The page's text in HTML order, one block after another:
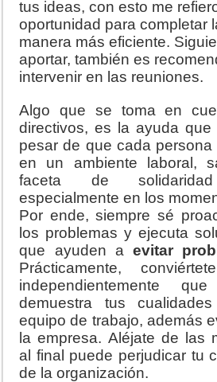
tus ideas, con esto me
oportunidad para completar
manera más eficiente.
aportar, también es
intervenir en las reuniones.
Algo que se toma en
directivos, es la ayuda
pesar de que cada
en un ambiente laboral,
faceta de
especialmente en los
Por ende, siempre sé
los problemas y ejecuta
que ayuden aevitar
Prácticamente,
independientemente
demuestra tus
equipo de trabajo, además
la empresa. Aléjate de las
al final puede perjudicar tu
de la organización.